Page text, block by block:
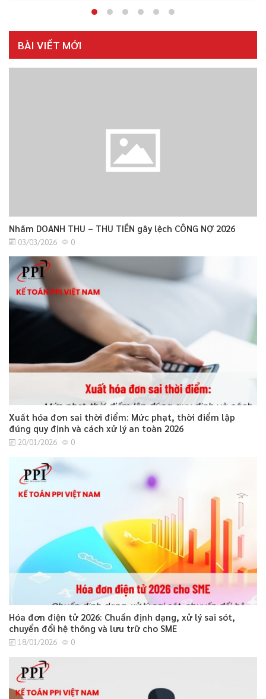
BÀI VIẾT MỚI
Nhầm DOANH THU – THU TIỀN gây lệch CÔNG NỢ 2026
03/03/2026 0
Xuất hóa đơn sai thời điểm: Mức phạt, thời điểm lập
đúng quy định và cách xử lý an toàn 2026
20/01/2026 0
Hóa đơn điện tử 2026: Chuẩn định dạng, xử lý sai sót,
chuyển đổi hệ thống và lưu trữ cho SME
18/01/2026 0